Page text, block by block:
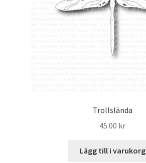
Trollslända
45.00 kr
Lägg till i varukorg